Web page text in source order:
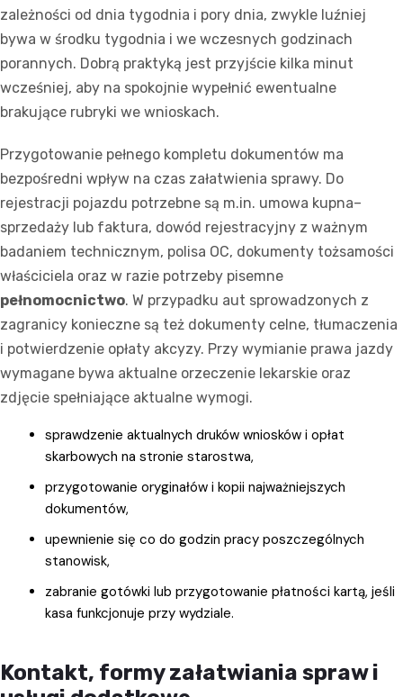
zależności od dnia tygodnia i pory dnia, zwykle luźniej
bywa w środku tygodnia i we wczesnych godzinach
porannych. Dobrą praktyką jest przyjście kilka minut
wcześniej, aby na spokojnie wypełnić ewentualne
brakujące rubryki we wnioskach.
Przygotowanie pełnego kompletu dokumentów ma
bezpośredni wpływ na czas załatwienia sprawy. Do
rejestracji pojazdu potrzebne są m.in. umowa kupna–
sprzedaży lub faktura, dowód rejestracyjny z ważnym
badaniem technicznym, polisa OC, dokumenty tożsamości
właściciela oraz w razie potrzeby pisemne
pełnomocnictwo. W przypadku aut sprowadzonych z
zagranicy konieczne są też dokumenty celne, tłumaczenia
i potwierdzenie opłaty akcyzy. Przy wymianie prawa jazdy
wymagane bywa aktualne orzeczenie lekarskie oraz
zdjęcie spełniające aktualne wymogi.
sprawdzenie aktualnych druków wniosków i opłat
skarbowych na stronie starostwa,
przygotowanie oryginałów i kopii najważniejszych
dokumentów,
upewnienie się co do godzin pracy poszczególnych
stanowisk,
zabranie gotówki lub przygotowanie płatności kartą, jeśli
kasa funkcjonuje przy wydziale.
Kontakt, formy załatwiania spraw i